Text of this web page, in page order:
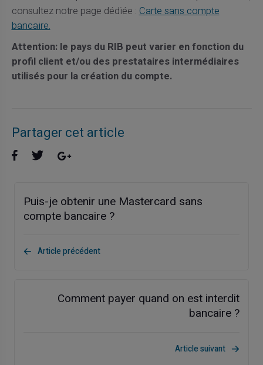
consultez notre page dédiée :Carte sans compte
bancaire.
Attention: le pays du RIB peut varier en fonction du
profil client et/ou des prestataires intermédiaires
utilisés pour la création du compte.
Partager cet article
Puis-je obtenir une Mastercard sans
compte bancaire ?
Article précédent
Comment payer quand on est interdit
bancaire ?
Article suivant